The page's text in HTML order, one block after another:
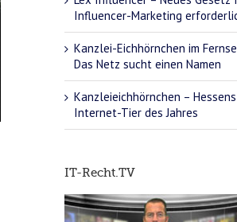
Influencer-Marketing
Kanzlei-Eichhörnchen im
Das Netz sucht einen Namen
Kanzleieichhörnchen – Hessens
Internet-Tier des Jahres
IT-Recht.TV